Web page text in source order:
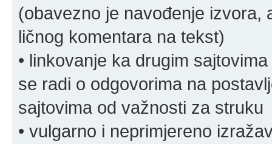
(obavezno je navođenje izvora,
ličnog komentara na tekst)
• linkovanje ka drugim
se radi o odgovorima na
sajtovima od važnosti za struku
• vulgarno i neprimjereno